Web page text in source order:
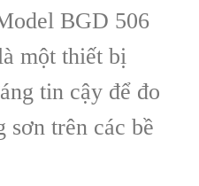
BGD 506
một thiết bị
tin cậy để đo
sơn trên các bề